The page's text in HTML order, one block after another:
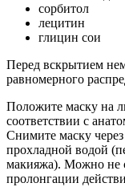
сорбитол
лецитин
глицин сои
Перед вскрытием
равномерного
Положите маску на
соответствии с
Снимите маску
прохладной водой
макияжа). Можно не
пролонгации